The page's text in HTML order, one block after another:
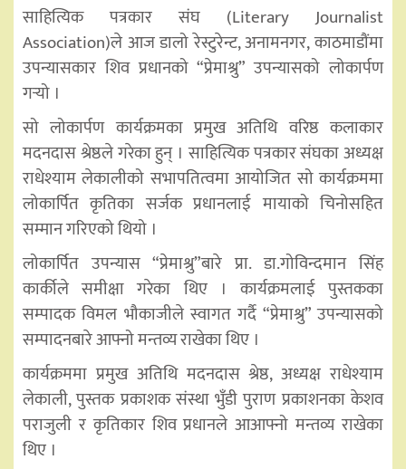
साहित्यिक पत्रकार संघ (Literary Journalist
Association)ले आज डालो रेस्टुरेन्ट, अनामनगर, काठमाडौंमा
उपन्यासकार शिव प्रधानको “प्रेमाश्रु” उपन्यासको लोकार्पण
गर्यो ।
सो लोकार्पण कार्यक्रमका प्रमुख अतिथि वरिष्ठ कलाकार
मदनदास श्रेष्ठले गरेका हुन् । साहित्यिक पत्रकार संघका अध्यक्ष
राधेश्याम लेकालीको सभापतित्वमा आयोजित सो कार्यक्रममा
लोकार्पित कृतिका सर्जक प्रधानलाई मायाको चिनोसहित
सम्मान गरिएको थियो ।
लोकार्पित उपन्यास “प्रेमाश्रु”बारे प्रा. डा.गोविन्दमान सिंह
कार्कीले समीक्षा गरेका थिए । कार्यक्रमलाई पुस्तकका
सम्पादक विमल भौकाजीले स्वागत गर्दै “प्रेमाश्रु” उपन्यासको
सम्पादनबारे आफ्नो मन्तव्य राखेका थिए ।
कार्यक्रममा प्रमुख अतिथि मदनदास श्रेष्ठ, अध्यक्ष राधेश्याम
लेकाली, पुस्तक प्रकाशक संस्था भुँडी पुराण प्रकाशनका केशव
पराजुली र कृतिकार शिव प्रधानले आआफ्नो मन्तव्य राखेका
थिए ।